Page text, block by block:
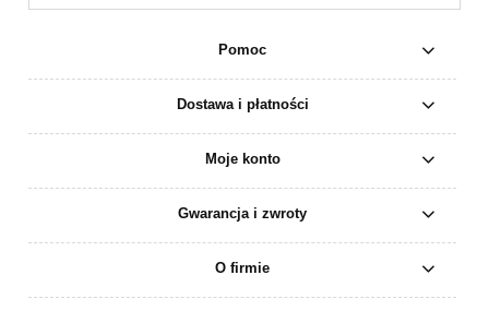
Pomoc
Dostawa i płatności
Moje konto
Gwarancja i zwroty
O firmie